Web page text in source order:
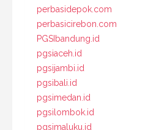
perbasidepok.com
perbasicirebon.com
PGSIbandung.id
pgsiaceh.id
pgsijambi.id
pgsibali.id
pgsimedan.id
pgsilombok.id
pgsimaluku.id